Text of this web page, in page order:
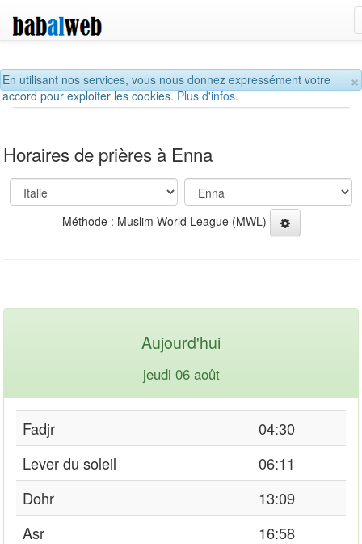
×
En utilisant nos services, vous nous donnez expressément votre
accord pour exploiter les cookies.Plus d'infos.
Horaires de prières à Enna
Méthode : Muslim World League (MWL)
Aujourd'hui
jeudi 06 août
Fadjr
04:30
Lever du soleil
06:11
Dohr
13:09
Asr
16:58